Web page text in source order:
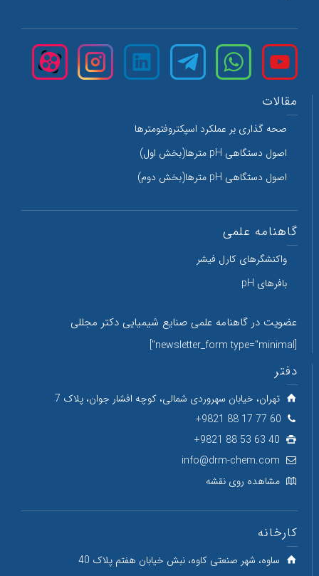
مقالات
صحه گذاری بر عملکرد اسپکتروفتومترها
اصول دستگاهی pH مترها(بخش اول)
اصول دستگاهی pH مترها(بخش دوم)
گاهنامه علمی
واکنشگرهای کارل فیشر
بافرهای pH
عضویت در گاهنامه علمی صنایع شیمیایی دکتر مجللی
[newsletter_form type="minimal"]
دفتر
تهران، خیابان سهروردی شمالی، کوچه افشار جوان، پلاک 7
60 77 17 88 9821+
40 63 53 88 9821+
info@drm-chem.com
مشاهده روی نقشه
کارخانه
ساوه، شهر صنعتی کاوه، نبش خیابان هفتم پلاک 40